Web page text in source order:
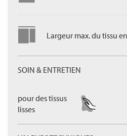
Largeur max. du tissu
SOIN & ENTRETIEN
pour des tissus
lisses